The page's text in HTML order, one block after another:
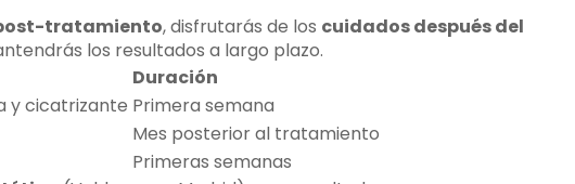
tratamiento, disfrutarás de los cuidados después del
los resultados a largo plazo.
Duración
y cicatrizante Primera semana
Mes posterior al tratamiento
Primeras semanas